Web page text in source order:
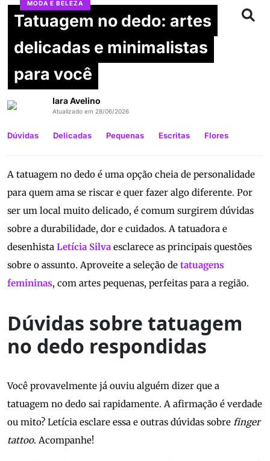
MODA E BELEZA
Tatuagem no dedo: artes
delicadas e minimalistas
para você
Iara Avelino
Atualizado em 28/06/2026
Dúvidas Delicadas Pequenas Escritas Flores
A tatuagem no dedo é uma opção cheia de personalidade
para quem ama se riscar e quer fazer algo diferente. Por
ser um local muito delicado, é comum surgirem dúvidas
sobre a durabilidade, dor e cuidados. A tatuadora e
desenhista Letícia Silva esclarece as principais questões
sobre o assunto. Aproveite a seleção de tatuagens
femininas, com artes pequenas, perfeitas para a região.
Dúvidas sobre tatuagem
no dedo respondidas
Você provavelmente já ouviu alguém dizer que a
tatuagem no dedo sai rapidamente. A afirmação é verdade
ou mito? Letícia esclare essa e outras dúvidas sobre finger
tattoo. Acompanhe!